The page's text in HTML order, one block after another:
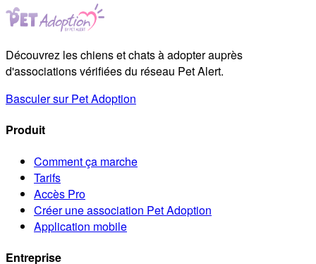
Découvrez les chiens et chats à adopter auprès
d'associations vérifiées du réseau Pet Alert.
Basculer sur Pet Adoption
Produit
Comment ça marche
Tarifs
Accès Pro
Créer une association Pet Adoption
Application mobile
Entreprise